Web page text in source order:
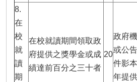
8.
在
校
就
讀
期
在校就讀期間領取政
府提供之獎學金或成
績達前百分之三十者
20
政府
或公
件影
年提